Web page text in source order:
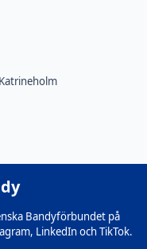
Bandyförbundet på
LinkedIn och TikTok.